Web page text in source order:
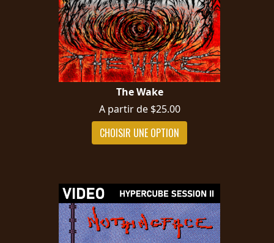
The Wake
A partir de $25.00
CHOISIR UNE OPTION